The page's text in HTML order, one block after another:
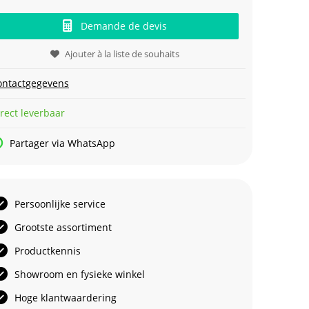
Demande de devis
Ajouter à la liste de souhaits
leverbaar
Partager via WhatsApp
Persoonlijke service
Grootste assortiment
Productkennis
Showroom en fysieke winkel
Hoge klantwaardering